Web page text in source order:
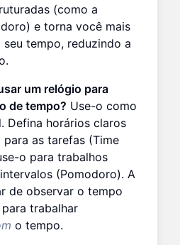
(como a
e torna você mais
tempo, reduzindo a
um relógio para
de tempo? Use-o como
Defina horários claros
as tarefas (Time
o para trabalhos
(Pomodoro). A
de observar o tempo
trabalhar
o tempo.